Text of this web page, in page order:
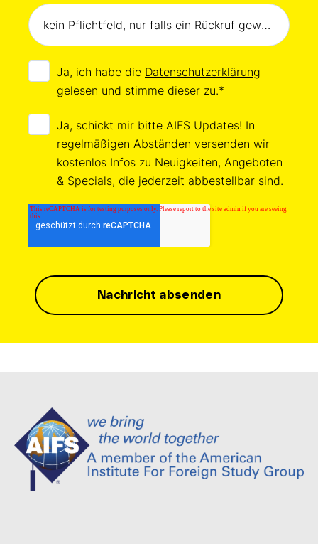
Ja, ich habe die Datenschutzerklärung
gelesen und stimme dieser zu.*
Ja, schickt mir bitte AIFS Updates! In
regelmäßigen Abständen versenden wir
kostenlos Infos zu Neuigkeiten, Angeboten
& Specials, die jederzeit abbestellbar sind.